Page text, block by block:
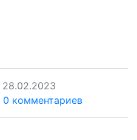
28.02.2023
0 комментариев